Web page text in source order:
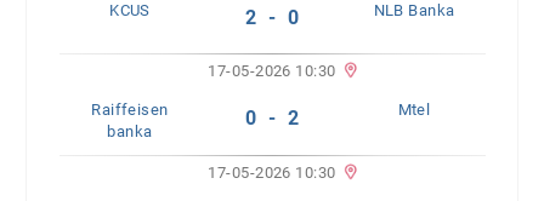
KCUS 2 - 0 NLB Banka
17-05-2026 10:30
Raiffeisen
banka
0 - 2 Mtel
17-05-2026 10:30